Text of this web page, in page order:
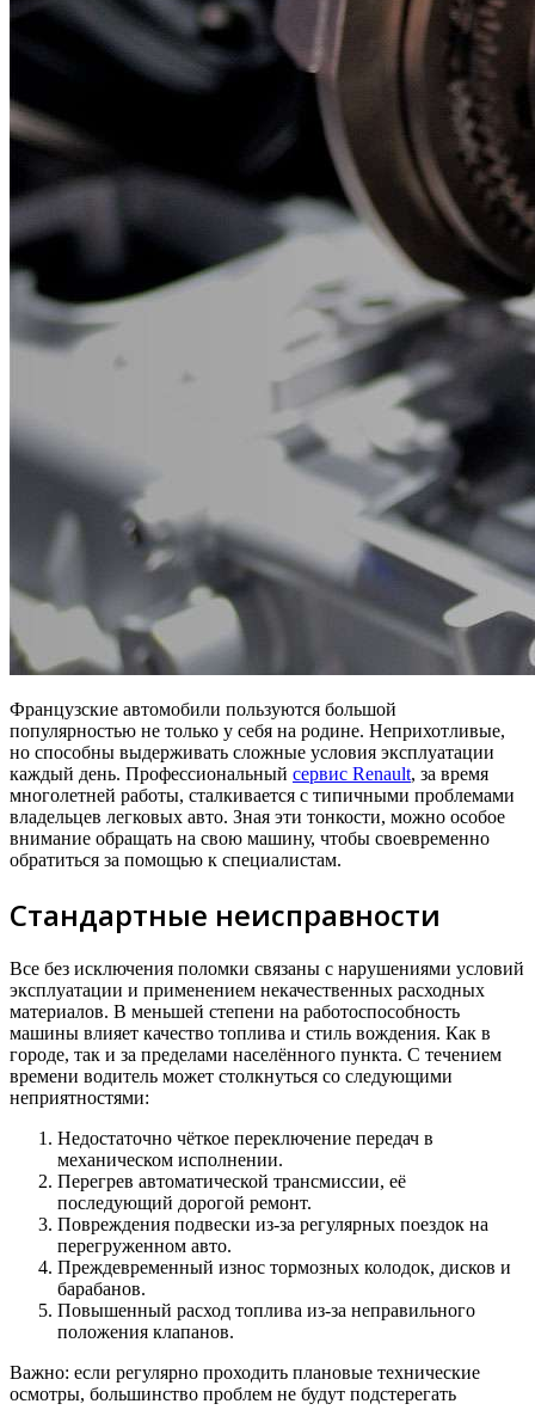
Французские автомобили пользуются большой
популярностью не только у себя на родине. Неприхотливые,
но способны выдерживать сложные условия эксплуатации
каждый день. Профессиональный сервис Renault, за время
многолетней работы, сталкивается с типичными проблемами
владельцев легковых авто. Зная эти тонкости, можно особое
внимание обращать на свою машину, чтобы своевременно
обратиться за помощью к специалистам.
Стандартные неисправности
Все без исключения поломки связаны с нарушениями условий
эксплуатации и применением некачественных расходных
материалов. В меньшей степени на работоспособность
машины влияет качество топлива и стиль вождения. Как в
городе, так и за пределами населённого пункта. С течением
времени водитель может столкнуться со следующими
неприятностями:
Недостаточно чёткое переключение передач в
механическом исполнении.
Перегрев автоматической трансмиссии, её
последующий дорогой ремонт.
Повреждения подвески из-за регулярных поездок на
перегруженном авто.
Преждевременный износ тормозных колодок, дисков и
барабанов.
Повышенный расход топлива из-за неправильного
положения клапанов.
Важно: если регулярно проходить плановые технические
осмотры, большинство проблем не будут подстерегать